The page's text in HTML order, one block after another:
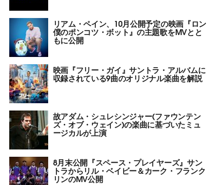
リアム・ペイン、10月公開予定の映画『ロン
僕のポンコツ・ボット』の主題歌をMVとと
もに公開
映画『フリー・ガイ』サントラ・アルバムに
収録されている9曲のオリジナル楽曲を解説
故アダム・シュレシンジャー(ファウンテン
ズ・オブ・ウェイン)の楽曲に基づいたミュ
ージカルが上演
8月末公開『スペース・プレイヤーズ』サン
トラからリル・ベイビー＆カーク・フランク
リンのMV公開